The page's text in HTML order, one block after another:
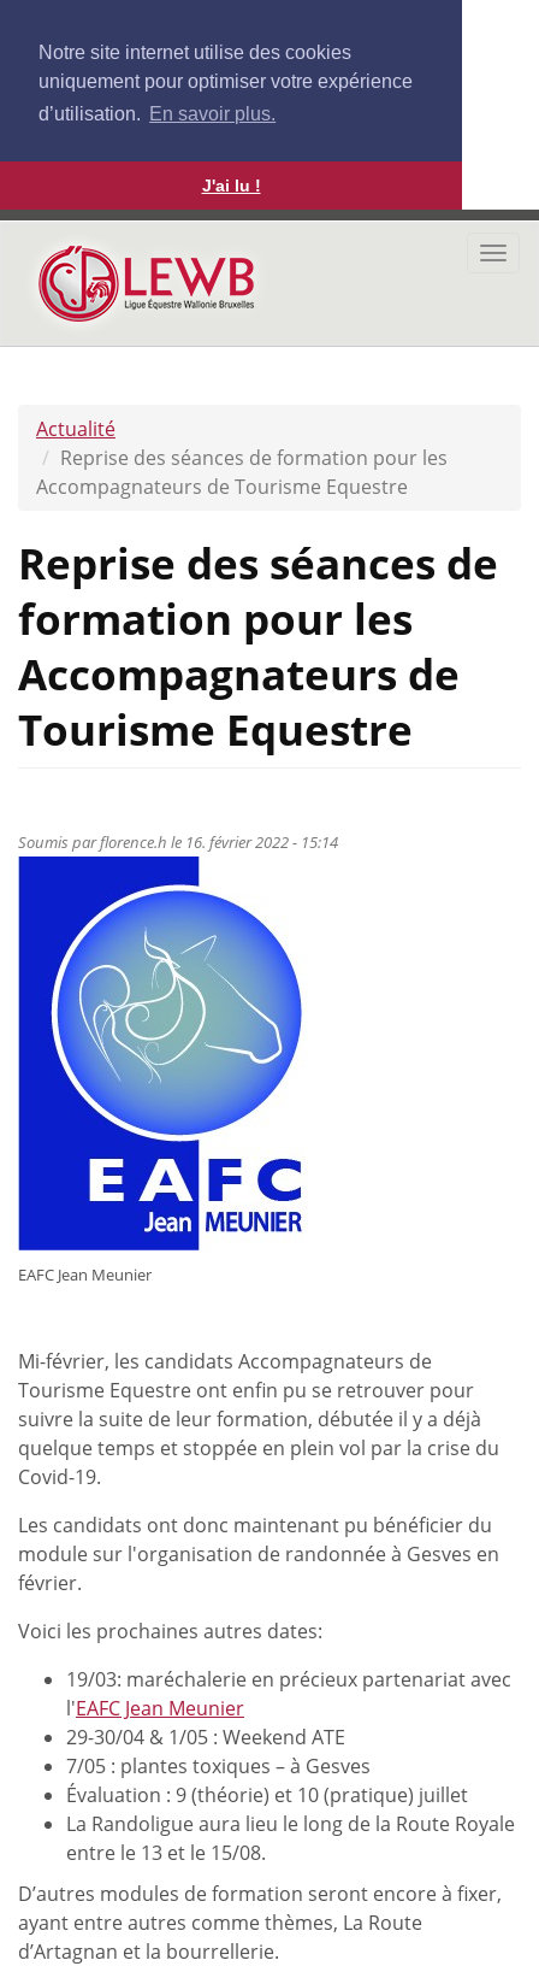
Notre site internet utilise des cookies
uniquement pour optimiser votre expérience
d’utilisation. En savoir plus.
J'ai lu !
Aller
contenu
principal
Actualité
Reprise des séances de formation pour les
Accompagnateurs de Tourisme Equestre
Reprise des séances de
formation pour les
Accompagnateurs de
Tourisme Equestre
Soumis parflorence.h le 16. février 2022 - 15:14
EAFC Jean Meunier
Mi-février, les candidats Accompagnateurs de
Tourisme Equestre ont enfin pu se retrouver pour
suivre la suite de leur formation, débutée il y a déjà
quelque temps et stoppée en plein vol par la crise du
Covid-19.
Les candidats ont donc maintenant pu bénéficier du
module sur l'organisation de randonnée à Gesves en
février.
Voici les prochaines autres dates:
19/03: maréchalerie en précieux partenariat avec
l'EAFC Jean Meunier
29-30/04 & 1/05 : Weekend ATE
7/05 : plantes toxiques – à Gesves
Évaluation : 9 (théorie) et 10 (pratique) juillet
La Randoligue aura lieu le long de la Route Royale
entre le 13 et le 15/08.
D’autres modules de formation seront encore à fixer,
ayant entre autres comme thèmes, La Route
d’Artagnan et la bourrellerie.